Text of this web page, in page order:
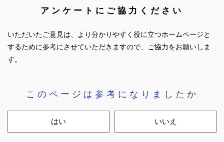
アンケートにご協力ください
いただいたご意見は、より分かりやすく役に立つホームページと
するために参考にさせていただきますので、ご協力をお願いしま
す。
このページは参考になりましたか
はい いいえ